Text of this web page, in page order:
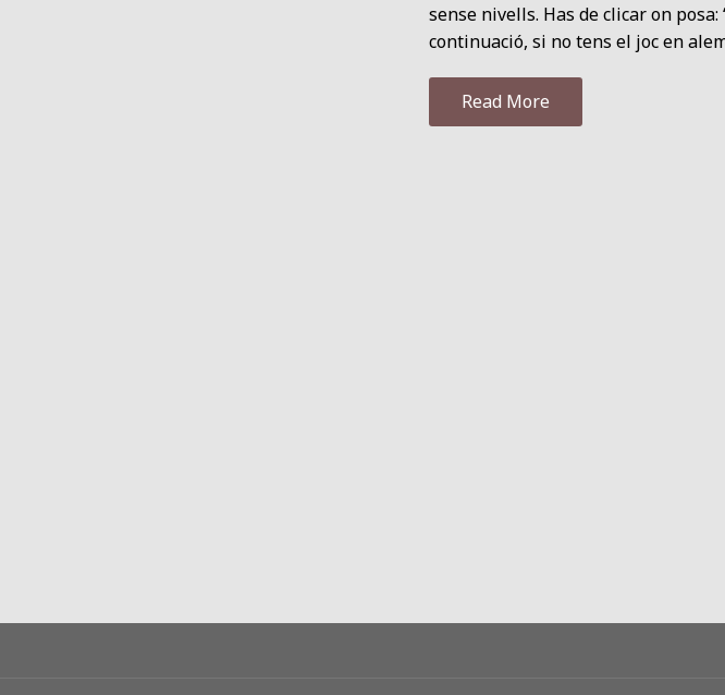
sense nivells. Has de clicar on
continuació, si no tens el joc en
Read More